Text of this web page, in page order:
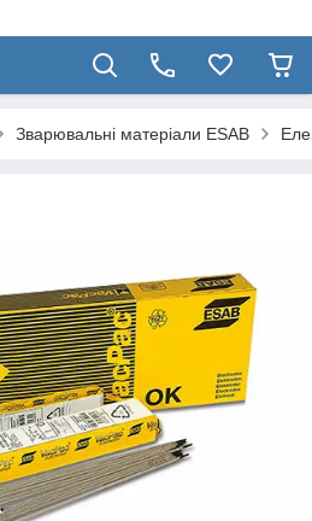
Зварювальні матеріали ESAB